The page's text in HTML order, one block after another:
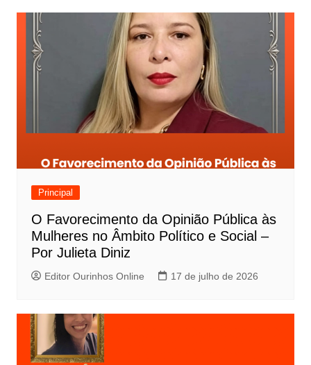
Principal
O Favorecimento da Opinião Pública às
Mulheres no Âmbito Político e Social –
Por Julieta Diniz
Editor Ourinhos Online 17 de julho de 2026